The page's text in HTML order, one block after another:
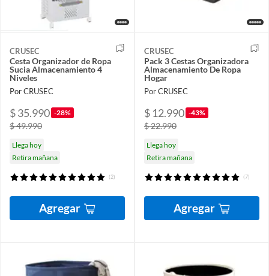
CRUSEC
Cesta Organizador de Ropa
Sucia Almacenamiento 4
Niveles
Por CRUSEC
$ 35.990 -28%
$ 49.990
Llega hoy
Retira mañana
(2)
Agregar
CRUSEC
Pack 3 Cestas Organizadora
Almacenamiento De Ropa
Hogar
Por CRUSEC
$ 12.990 -43%
$ 22.990
Llega hoy
Retira mañana
(7)
Agregar